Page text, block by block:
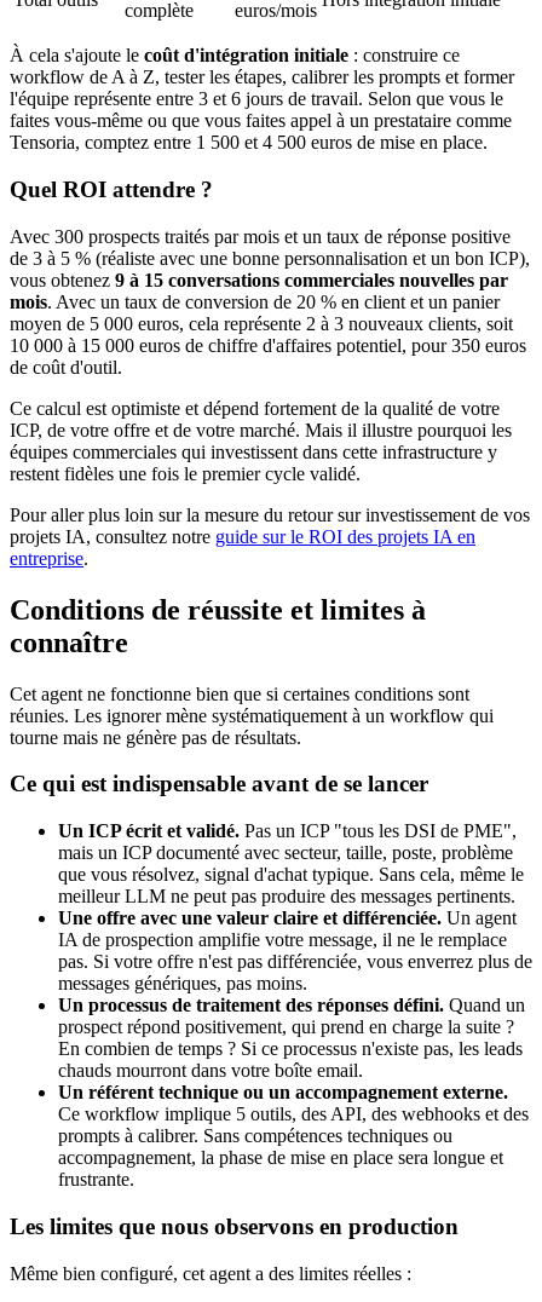
complète euros/mois
À cela s'ajoute le coût d'intégration initiale : construire ce
workflow de A à Z, tester les étapes, calibrer les prompts et former
l'équipe représente entre 3 et 6 jours de travail. Selon que vous le
faites vous-même ou que vous faites appel à un prestataire comme
Tensoria, comptez entre 1 500 et 4 500 euros de mise en place.
Quel ROI attendre ?
Avec 300 prospects traités par mois et un taux de réponse positive
de 3 à 5 % (réaliste avec une bonne personnalisation et un bon ICP),
vous obtenez 9 à 15 conversations commerciales nouvelles par
mois. Avec un taux de conversion de 20 % en client et un panier
moyen de 5 000 euros, cela représente 2 à 3 nouveaux clients, soit
10 000 à 15 000 euros de chiffre d'affaires potentiel, pour 350 euros
de coût d'outil.
Ce calcul est optimiste et dépend fortement de la qualité de votre
ICP, de votre offre et de votre marché. Mais il illustre pourquoi les
équipes commerciales qui investissent dans cette infrastructure y
restent fidèles une fois le premier cycle validé.
Pour aller plus loin sur la mesure du retour sur investissement de vos
projets IA, consultez notre guide sur le ROI des projets IA en
entreprise.
Conditions de réussite et limites à
connaître
Cet agent ne fonctionne bien que si certaines conditions sont
réunies. Les ignorer mène systématiquement à un workflow qui
tourne mais ne génère pas de résultats.
Ce qui est indispensable avant de se lancer
Un ICP écrit et validé. Pas un ICP "tous les DSI de PME",
mais un ICP documenté avec secteur, taille, poste, problème
que vous résolvez, signal d'achat typique. Sans cela, même le
meilleur LLM ne peut pas produire des messages pertinents.
Une offre avec une valeur claire et différenciée. Un agent
IA de prospection amplifie votre message, il ne le remplace
pas. Si votre offre n'est pas différenciée, vous enverrez plus de
messages génériques, pas moins.
Un processus de traitement des réponses défini. Quand un
prospect répond positivement, qui prend en charge la suite ?
En combien de temps ? Si ce processus n'existe pas, les leads
chauds mourront dans votre boîte email.
Un référent technique ou un accompagnement externe.
Ce workflow implique 5 outils, des API, des webhooks et des
prompts à calibrer. Sans compétences techniques ou
accompagnement, la phase de mise en place sera longue et
frustrante.
Les limites que nous observons en production
Même bien configuré, cet agent a des limites réelles :